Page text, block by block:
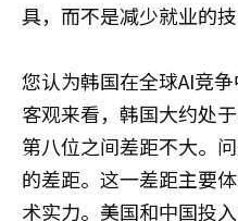
具，而不是减少就业的技
您认为韩国在全球AI竞争
客观来看，韩国大约处
第八位之间差距不大。
的差距。这一差距主要
术实力。美国和中国投